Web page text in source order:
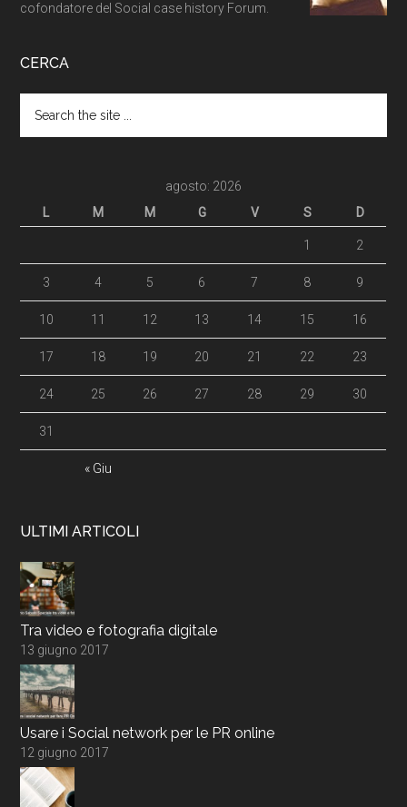
cofondatore del Social case history Forum.
CERCA
agosto: 2026
L
M M G V S D
« Giu
1 2
3 4 5 6 7 8 9
10 11 12 13 14 15 16
17 18 19 20 21 22 23
24 25 26 27 28 29 30
31
ULTIMI ARTICOLI
Tra video e fotografia digitale
13 giugno 2017
Usare i Social network per le PR online
12 giugno 2017